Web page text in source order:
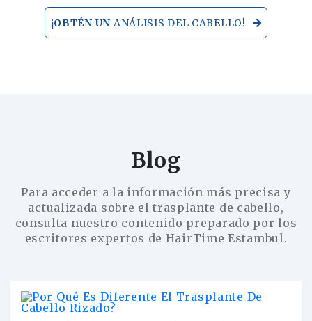
¡OBTÉN UN ANÁLISIS DEL CABELLO!
Blog
Para acceder a la información más precisa y
actualizada sobre el trasplante de cabello,
consulta nuestro contenido preparado por los
escritores expertos de HairTime Estambul.